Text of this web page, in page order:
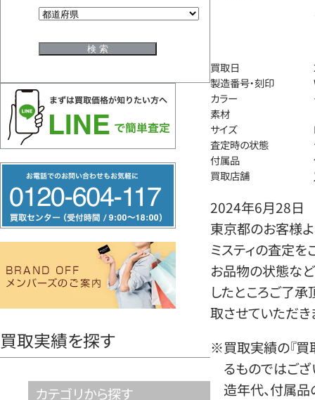
リ
ー
ヤ
買取実績を探す
カテゴリから探す
買取日
製造番号・刻印
カラー
素材
サイズ
査定時の状態
付属品
買取店舗
2024年6月28日
東京都のお客様
ミスティの査定を
お品物の状態など
したところご了
取させていただき
※買取実績の『買
るものではござ
造年代、付属品